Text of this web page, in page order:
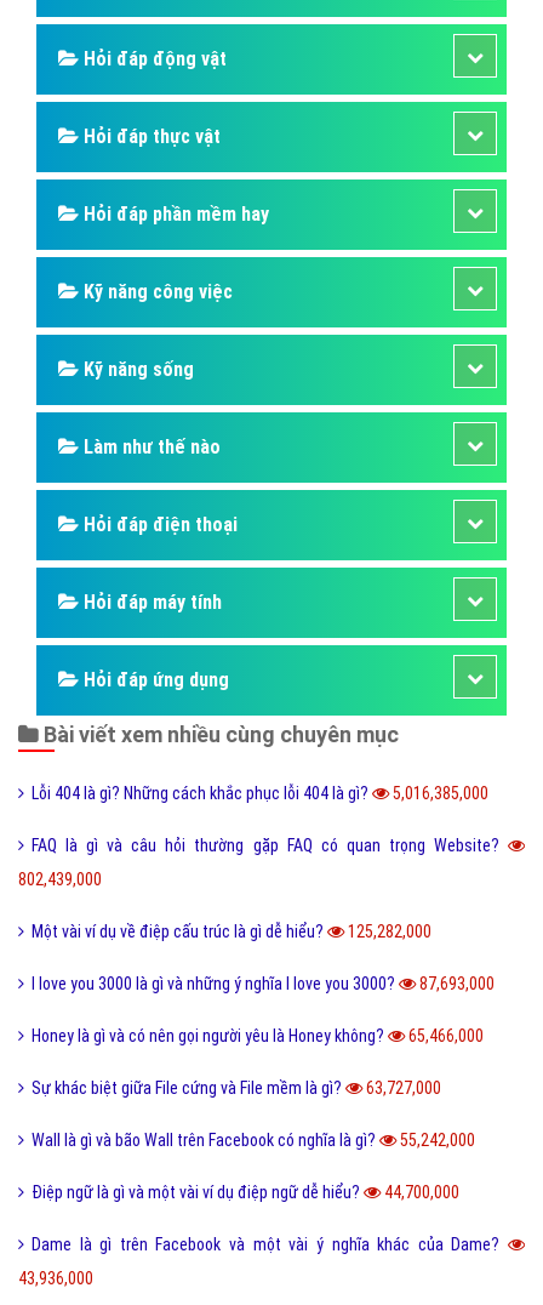
Hỏi đáp động vật
Hỏi đáp thực vật
Hỏi đáp phần mềm hay
Kỹ năng công việc
Kỹ năng sống
Làm như thế nào
Hỏi đáp điện thoại
Hỏi đáp máy tính
Hỏi đáp ứng dụng
Bài viết xem nhiều cùng chuyên mục
Lỗi 404 là gì? Những cách khắc phục lỗi 404 là gì? 5,016,385,000
FAQ là gì và câu hỏi thường gặp FAQ có quan trọng Website?
802,439,000
Một vài ví dụ về điệp cấu trúc là gì dễ hiểu? 125,282,000
I love you 3000 là gì và những ý nghĩa I love you 3000? 87,693,000
Honey là gì và có nên gọi người yêu là Honey không? 65,466,000
Sự khác biệt giữa File cứng và File mềm là gì? 63,727,000
Wall là gì và bão Wall trên Facebook có nghĩa là gì? 55,242,000
Điệp ngữ là gì và một vài ví dụ điệp ngữ dễ hiểu? 44,700,000
Dame là gì trên Facebook và một vài ý nghĩa khác của Dame?
43,936,000